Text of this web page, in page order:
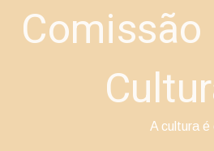
A cultura